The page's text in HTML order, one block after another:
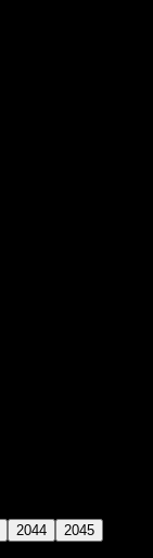
2044
2045